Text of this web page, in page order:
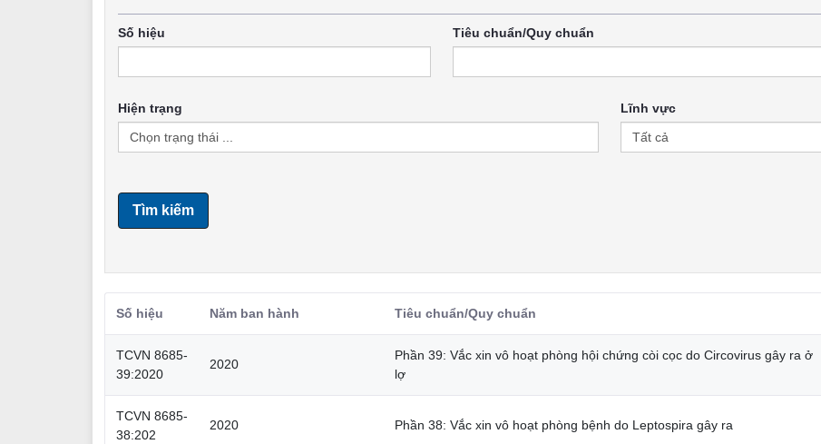
Số hiệu Tiêu chuẩn/Quy chuẩn
Hiện trạng Lĩnh vực
Tìm kiếm
Số hiệu Năm ban hành Tiêu chuẩn/Quy chuẩn
TCVN 8685-
39:2020
2020
Phần 39: Vắc xin vô hoạt phòng hội chứng còi cọc do Circovirus gây ra ở
lợ
TCVN 8685-
38:202
2020 Phần 38: Vắc xin vô hoạt phòng bệnh do Leptospira gây ra